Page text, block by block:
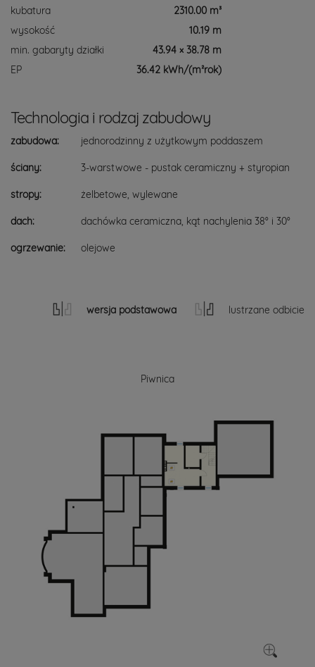
kubatura
2310.00 m³
wysokość
10.19 m
min. gabaryty działki
43.94 × 38.78 m
EP
36.42 kWh/(m²rok)
Technologia i rodzaj zabudowy
zabudowa: jednorodzinny z użytkowym poddaszem
ściany: 3-warstwowe - pustak ceramiczny + styropian
stropy: żelbetowe, wylewane
dach: dachówka ceramiczna, kąt nachylenia 38° i 30°
ogrzewanie: olejowe
wersja podstawowa lustrzane odbicie
Piwnica